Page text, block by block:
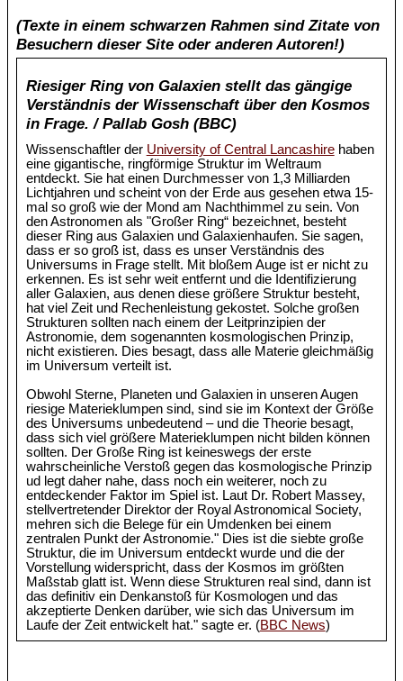
(Texte in einem schwarzen Rahmen sind Zitate von
Besuchern dieser Site oder anderen Autoren!)
Riesiger Ring von Galaxien stellt das gängige
Verständnis der Wissenschaft über den Kosmos
in Frage. / Pallab Gosh (BBC)
Wissenschaftler der University of Central Lancashirehaben
eine gigantische, ringförmige Struktur im Weltraum
entdeckt. Sie hat einen Durchmesser von 1,3 Milliarden
Lichtjahren und scheint von der Erde aus gesehen etwa 15-
mal so groß wie der Mond am Nachthimmel zu sein. Von
den Astronomen als "Großer Ring“ bezeichnet, besteht
dieser Ring aus Galaxien und Galaxienhaufen. Sie sagen,
dass er so groß ist, dass es unser Verständnis des
Universums in Frage stellt. Mit bloßem Auge ist er nicht zu
erkennen. Es ist sehr weit entfernt und die Identifizierung
aller Galaxien, aus denen diese größere Struktur besteht,
hat viel Zeit und Rechenleistung gekostet. Solche großen
Strukturen sollten nach einem der Leitprinzipien der
Astronomie, dem sogenannten kosmologischen Prinzip,
nicht existieren. Dies besagt, dass alle Materie gleichmäßig
im Universum verteilt ist.
Obwohl Sterne, Planeten und Galaxien in unseren Augen
riesige Materieklumpen sind, sind sie im Kontext der Größe
des Universums unbedeutend – und die Theorie besagt,
dass sich viel größere Materieklumpen nicht bilden können
sollten. Der Große Ring ist keineswegs der erste
wahrscheinliche Verstoß gegen das kosmologische Prinzip
ud legt daher nahe, dass noch ein weiterer, noch zu
entdeckender Faktor im Spiel ist. Laut Dr. Robert Massey,
stellvertretender Direktor der Royal Astronomical Society,
mehren sich die Belege für ein Umdenken bei einem
zentralen Punkt der Astronomie." Dies ist die siebte große
Struktur, die im Universum entdeckt wurde und die der
Vorstellung widerspricht, dass der Kosmos im größten
Maßstab glatt ist. Wenn diese Strukturen real sind, dann ist
das definitiv ein Denkanstoß für Kosmologen und das
akzeptierte Denken darüber, wie sich das Universum im
Laufe der Zeit entwickelt hat." sagte er. (BBC News)